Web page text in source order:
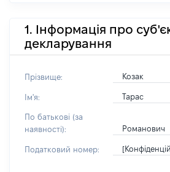
1. Інформація про
декларування
Прізвище: Козак
Ім'я: Тарас
По батькові (за
наявності):
Романович
Податковий номер: